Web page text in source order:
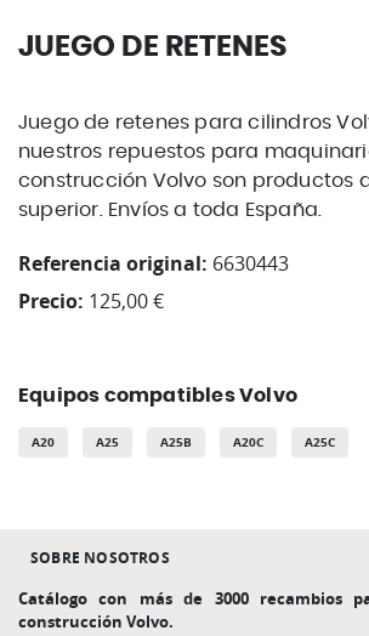
JUEGO DE RETENES
Juego de retenes para cilindros
nuestros repuestos para
construcción Volvo son productos
superior. Envíos a toda España.
Referencia original: 6630443
Precio: 125,00 €
Equipos compatibles Volvo
A20 A25 A25B A20C A25C
SOBRE NOSOTROS
Catálogo con más de 3000 recambios
construcción Volvo.